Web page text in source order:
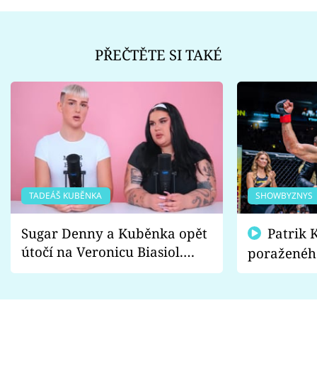
PŘEČTĚTE SI TAKÉ
TADEÁŠ KUBĚNKA
Sugar Denny a Kuběnka opět
útočí na Veronicu Biasiol.
Proč je podle nich falešná a
SHOWBYZNYS
fanoušci